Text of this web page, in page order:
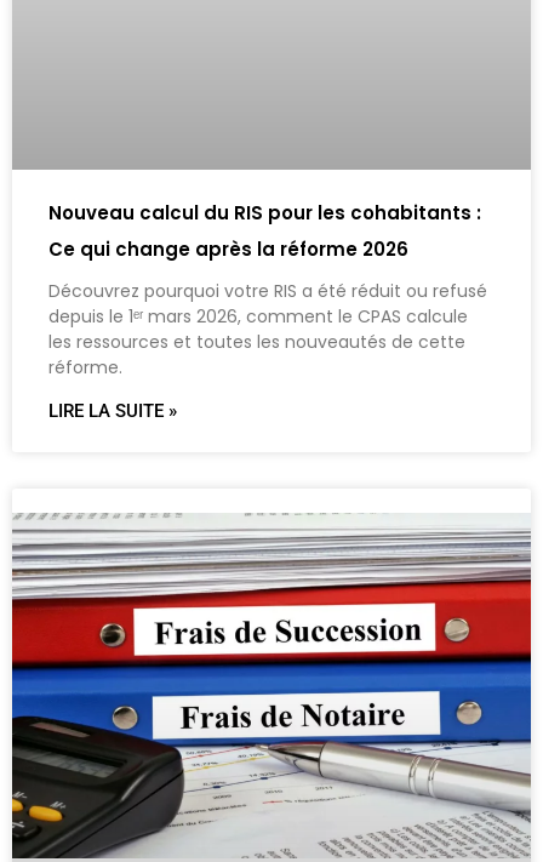
Nouveau calcul du RIS pour les cohabitants :
Ce qui change après la réforme 2026
Découvrez pourquoi votre RIS a été réduit ou refusé
depuis le 1ᵉʳ mars 2026, comment le CPAS calcule
les ressources et toutes les nouveautés de cette
réforme.
LIRE LA SUITE »